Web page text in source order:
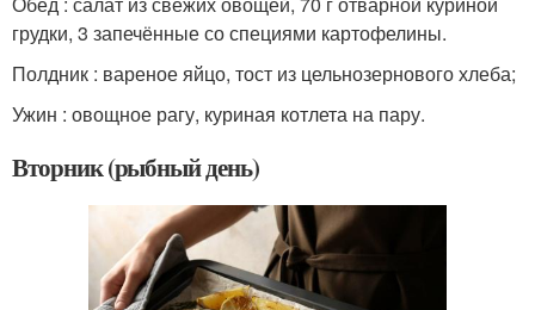
грудки, 3 запечённые со специями картофелины.
Полдник : вареное яйцо, тост из цельнозернового хлеба;
Ужин : овощное рагу, куриная котлета на пару.
Вторник (рыбный день)